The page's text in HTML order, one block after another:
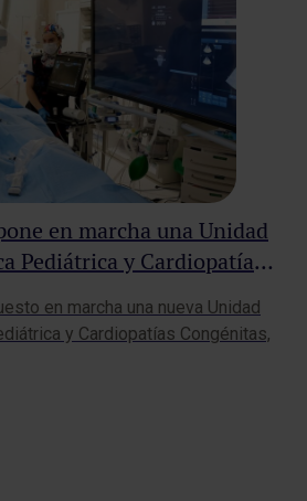
en marcha una Unidad
Pediátrica y Cardiopatías
con HM Nens
en marcha una nueva Unidad
y Cardiopatías Congénitas,